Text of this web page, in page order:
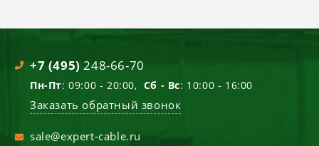
+7 (495) 248-66-70
Пн-Пт: 09:00 - 20:00, Сб - Вс: 10:00 - 16:00
Заказать обратный звонок
sale@expert-cable.ru